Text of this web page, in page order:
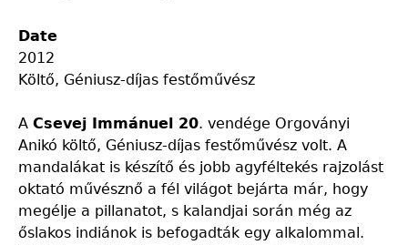
Date
2012
Költő, Géniusz-díjas festőművész
A Csevej Immánuel 20. vendége Orgoványi
Anikó költő, Géniusz-díjas festőművész volt. A
mandalákat is készítő és jobb agyféltekés rajzolást
oktató művésznő a fél világot bejárta már, hogy
megélje a pillanatot, s kalandjai során még az
őslakos indiánok is befogadták egy alkalommal.